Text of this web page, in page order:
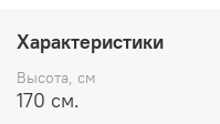
Характеристики
Высота, см
170 см.